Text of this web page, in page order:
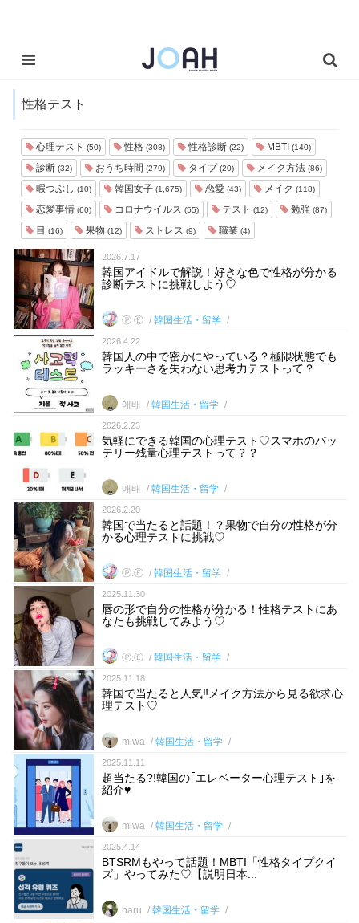
性格テスト
心理テスト (50) 性格 (308) 性格診断 (22) MBTI (140)
診断 (32) おうち時間 (279) タイプ(20) メイク方法 (86)
暇つぶし (10) 韓国女子 (1,675) 恋愛 (43) メイク (118)
恋愛事情 (60) コロナウイルス (55) テスト (12) 勉強 (87)
目 (16) 果物 (12) ストレス (9) 職業 (4)
2026.7.17
韓国アイドルで解説！好きな色で性格が分かる
診断テストに挑戦しよう♡
Ⓟ.Ⓔ 韓国生活・留学
2026.4.22
韓国人の中で密かにやっている？極限状態でも
ラッキーさを失わない思考力テストって？
애배 韓国生活・留学
2026.2.23
気軽にできる韓国の心理テスト♡スマホのバッ
テリー残量心理テストって？？
애배 韓国生活・留学
2026.2.20
韓国で当たると話題！？果物で自分の性格が分
かる心理テストに挑戦♡
Ⓟ.Ⓔ 韓国生活・留学
2025.11.30
唇の形で自分の性格が分かる！性格テストにあ
なたも挑戦してみよう♡
Ⓟ.Ⓔ 韓国生活・留学
2025.11.18
韓国で当たると人気‼︎メイク方法から見る欲求心
理テスト♡
miwa 韓国生活・留学
2025.11.11
超当たる?!韓国の｢エレベーター心理テスト｣を
紹介♥
miwa 韓国生活・留学
2025.4.14
BTSRMもやって話題！MBTI「性格タイプクイ
ズ」やってみた♡【説明日本...
haru 韓国生活・留学